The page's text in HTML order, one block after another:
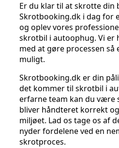
Er du klar til at skrotte din
Skrotbooking.dk i dag for
og oplev vores
skrotbil i autoophug. Vi
med at gøre processen så
muligt.
Skrotbooking.dk er din
det kommer til skrotbil i
erfarne team kan du være
bliver håndteret korrekt
miljøet. Lad os tage os af
nyder fordelene ved en
skrotproces.